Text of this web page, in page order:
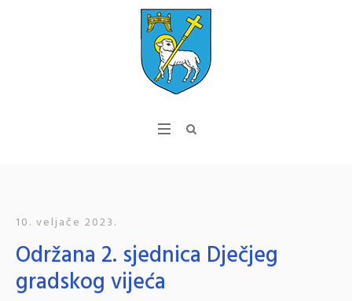
10. veljače 2023.
Održana 2. sjednica Dječjeg
gradskog vijeća